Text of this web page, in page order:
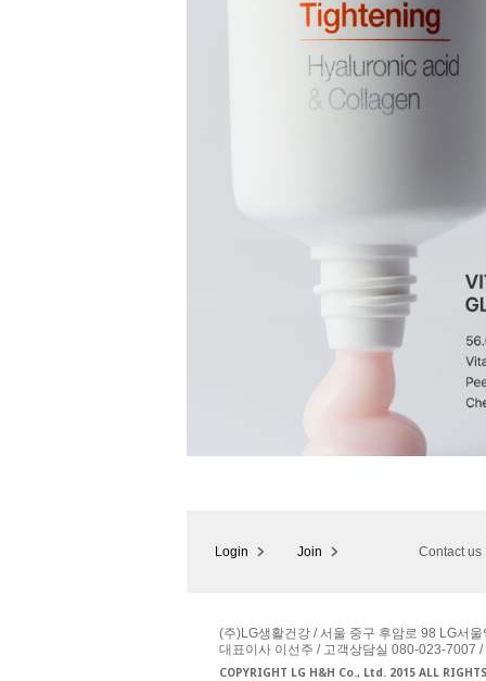
Login Join Contact us
(주)LG생활건강 / 서울 중구 후암로 98 LG서
대표이사 이선주 / 고객상담실 080-023-7007
COPYRIGHT LG H&H Co., Ltd. 2015 ALL RIGHTS